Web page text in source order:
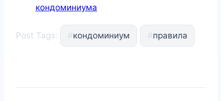
кондоминиума
Post Tags: #кондоминиум #правила